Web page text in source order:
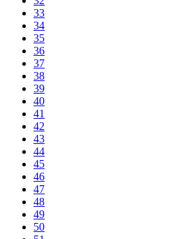
33
34
35
36
37
38
39
40
41
42
43
44
45
46
47
48
49
50